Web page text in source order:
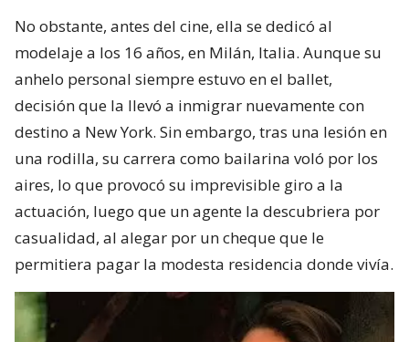
No obstante, antes del cine, ella se dedicó al
modelaje a los 16 años, en Milán, Italia. Aunque su
anhelo personal siempre estuvo en el ballet,
decisión que la llevó a inmigrar nuevamente con
destino a New York. Sin embargo, tras una lesión en
una rodilla, su carrera como bailarina voló por los
aires, lo que provocó su imprevisible giro a la
actuación, luego que un agente la descubriera por
casualidad, al alegar por un cheque que le
permitiera pagar la modesta residencia donde vivía.